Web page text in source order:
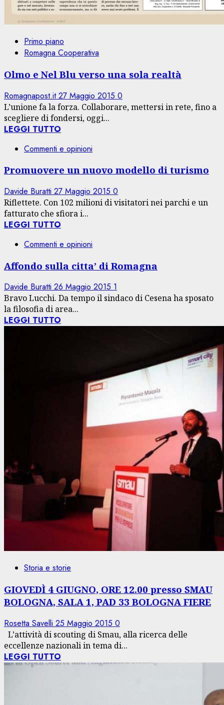
Primo piano
Romagna Cooperativa
Olmo e Nel Blu verso una sola realtà
Romagnapost.it27 Maggio 2015 0
L’unione fa la forza. Collaborare, mettersi in rete, fino a
scegliere di fondersi, oggi...
LEGGI TUTTO
Commenti e opinioni
Promuovere un nuovo modello di turismo
Davide Buratti 27 Maggio 2015 0
Riflettete. Con 102 milioni di visitatori nei parchi e un
fatturato che sfiora i...
LEGGI TUTTO
Commenti e opinioni
Affondo sulla citta’ di Romagna
Davide Buratti 26 Maggio 2015 1
Bravo Lucchi. Da tempo il sindaco di Cesena ha sposato
la filosofia di area...
LEGGI TUTTO
Storia e storie
GIOVEDÌ 4 GIUGNO, ORE 12.00 presso SMAU
BOLOGNA, SALA 1, PAD 33 BOLOGNA FIERE
Rosetta Savelli 25 Maggio 2015 0
L’attività di scouting di Smau, alla ricerca delle
eccellenze nazionali in tema di...
LEGGI TUTTO